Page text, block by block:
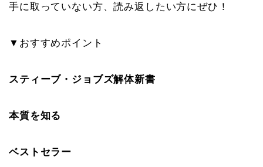
手に取っていない方、読み返したい方にぜひ！
▼おすすめポイント
スティーブ・ジョブズ解体新書
本質を知る
ベストセラー